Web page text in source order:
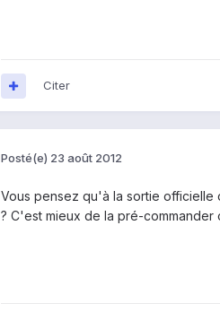
Citer
Posté(e) 23 août 2012
Vous pensez qu'à la sortie officielle
? C'est mieux de la pré-commander